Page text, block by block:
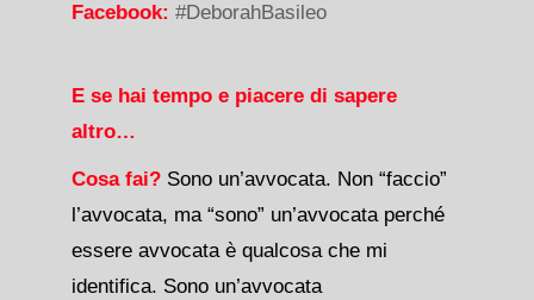
Facebook: #DeborahBasileo
E se hai tempo e piacere di sapere
altro…
Cosa fai?Sono un’avvocata. Non “faccio”
l’avvocata, ma “sono” un’avvocata perché
essere avvocata è qualcosa che mi
identifica. Sono un’avvocata